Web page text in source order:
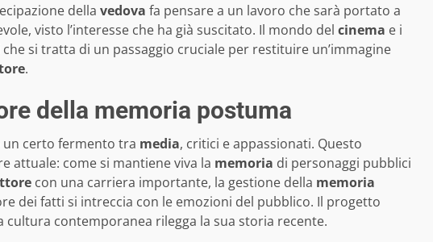
della vedova fa pensare a un lavoro che sarà portato a
visto l’interesse che ha già suscitato. Il mondo del cinema e i
si tratta di un passaggio cruciale per restituire un’immagine
.
della memoria postuma
un certo fermento tra media, critici e appassionati. Questo
attuale: come si mantiene viva la memoria di personaggi pubblici
con una carriera importante, la gestione della memoria
dei fatti si intreccia con le emozioni del pubblico. Il progetto
contemporanea rilegga la sua storia recente.